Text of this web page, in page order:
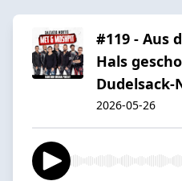
#119 - Aus
Hals
Dudelsack-
2026-05-26